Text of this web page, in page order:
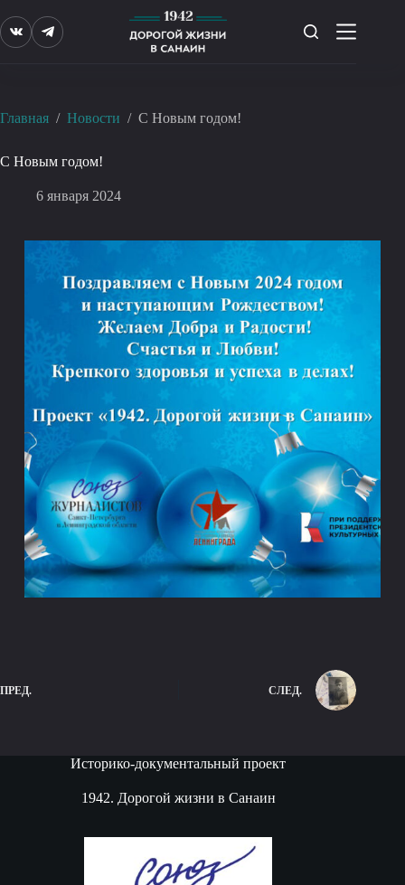
к
сути
Главная / Новости / С Новым годом!
С Новым годом!
6 января 2024
ПРЕД. СЛЕД.
Историко-документальный проект
1942. Дорогой жизни в Санаин